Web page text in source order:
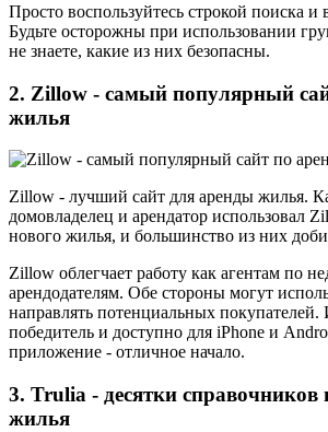
Просто воспользуйтесь строкой поиска и
Будьте осторожны при использовании
не знаете, какие из них безопасны.
2. Zillow - самый популярный
жилья
Zillow - лучший сайт для аренды жилья.
домовладелец и арендатор использовал
нового жилья, и большинство из них
Zillow облегчает работу как агентам по
арендодателям. Обе стороны могут
направлять потенциальных
победитель и доступно для iPhone и
приложение - отличное начало.
3. Trulia - десятки справочников
жилья